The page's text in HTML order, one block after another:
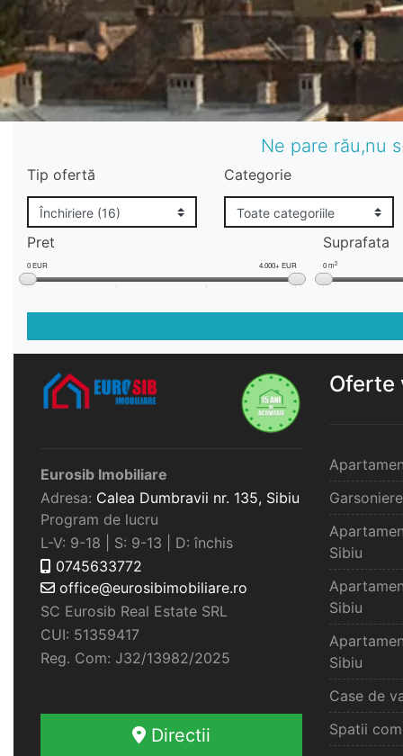
Ne pare rău,nu
Tip ofertă Categorie
Pret
0 EUR 4.000+ EUR
Suprafata
0 m2
Eurosib Imobiliare
Adresa: Calea Dumbravii nr. 135, Sibiu
Program de lucru
L-V: 9-18 | S: 9-13 | D: închis
0745633772
office@eurosibimobiliare.ro
SC Eurosib Real Estate SRL
CUI: 51359417
Reg. Com: J32/13982/2025
Directii
Oferte
Sibiu
Sibiu
Sibiu
Case de
Spatii